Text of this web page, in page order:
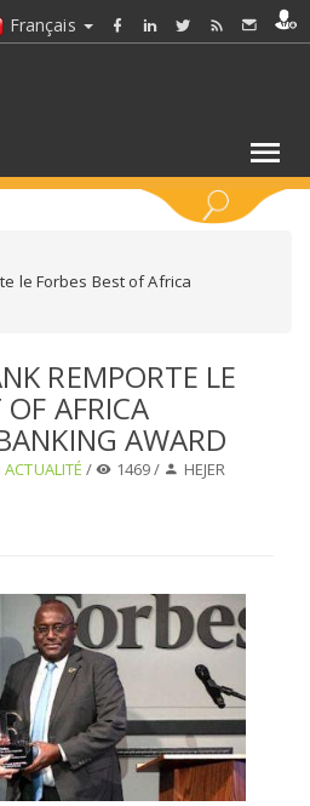
Français
le Forbes Best of Africa
REMPORTE LE
OF AFRICA
AWARD
ACTUALITÉ / 1469 / HEJER